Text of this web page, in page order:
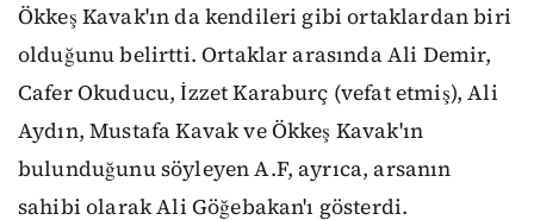
Ökkeş Kavak'ın da kendileri gibi ortaklardan biri
olduğunu belirtti. Ortaklar arasında Ali Demir,
Cafer Okuducu, İzzet Karaburç (vefat etmiş), Ali
Aydın, Mustafa Kavak ve Ökkeş Kavak'ın
bulunduğunu söyleyen A.F, ayrıca, arsanın
sahibi olarak Ali Göğebakan'ı gösterdi.